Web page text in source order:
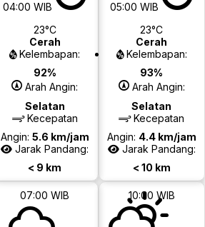
04:00 WIB
23°C
Cerah
Kelembapan:
92%
Arah Angin:
Selatan
Kecepatan
Angin: 5.6 km/jam
Jarak Pandang:
< 9 km
05:00 WIB
23°C
Cerah
Kelembapan:
93%
Arah Angin:
Selatan
Kecepatan
Angin: 4.4 km/jam
Jarak Pandang:
< 10 km
07:00 WIB 10:00 WIB